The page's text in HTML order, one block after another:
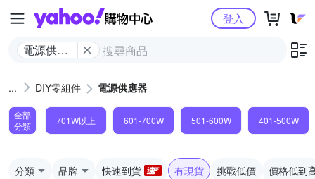
Yahoo購物中心
電源供應
登入
DIY零組件 電源供應器
全部
分類
701W以上 601-700W 501-600W 401-500W
分類 品牌 快速到貨 有現貨 挑戰低價 價格低到